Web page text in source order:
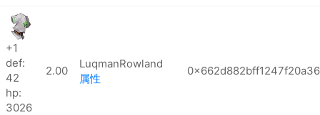
+1
def:
42
hp:
3026
2.00
LuqmanRowland
属性